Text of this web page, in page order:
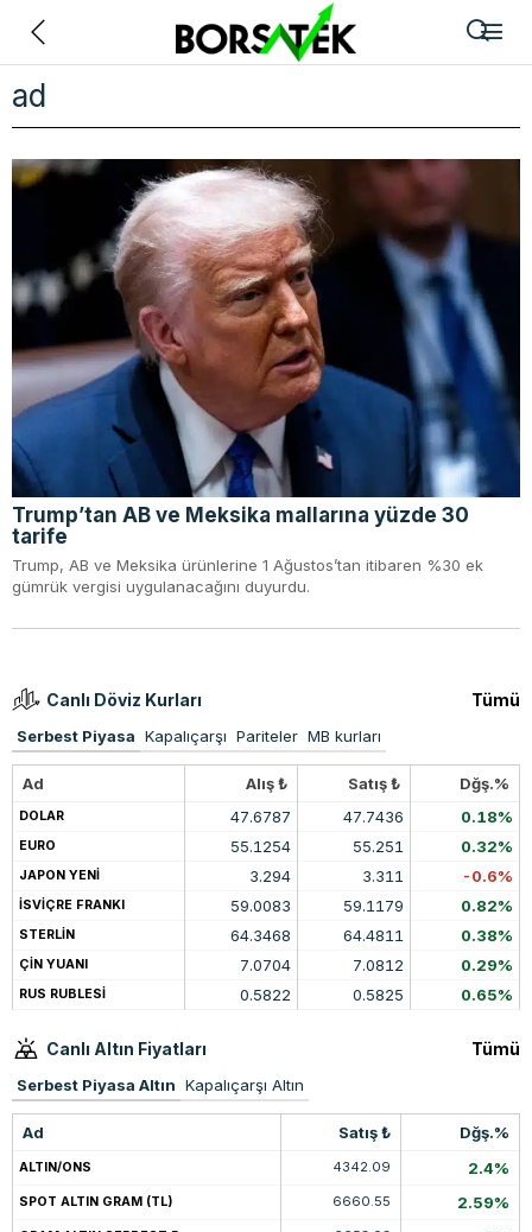
ad
Trump’tan AB ve Meksika mallarına yüzde 30
tarife
Trump, AB ve Meksika ürünlerine 1 Ağustos’tan itibaren %30 ek
gümrük vergisi uygulanacağını duyurdu.
Canlı Döviz Kurları Tümü
Serbest Piyasa Kapalıçarşı Pariteler MB kurları
Ad Alış ₺ Satış ₺ Dğş.%
DOLAR 47.6787 47.7436 0.18%
EURO 55.1254 55.251 0.32%
JAPON YENİ 3.294 3.311 -0.6%
İSVİÇRE FRANKI 59.0083 59.1179 0.82%
STERLİN 64.3468 64.4811 0.38%
ÇİN YUANI 7.0704 7.0812 0.29%
RUS RUBLESİ 0.5822 0.5825 0.65%
Canlı Altın Fiyatları Tümü
Serbest Piyasa Altın Kapalıçarşı Altın
Ad Satış ₺ Dğş.%
ALTIN/ONS 4342.09 2.4%
SPOT ALTIN GRAM (TL) 6660.55 2.59%